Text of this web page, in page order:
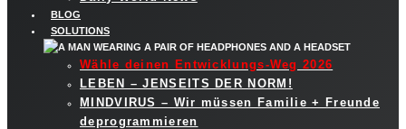
BLOG
SOLUTIONS
Wähle deinen Entwicklungs-Weg 2026
LEBEN – JENSEITS DER NORM!
MINDVIRUS – Wir müssen Familie + Freunde
deprogrammieren